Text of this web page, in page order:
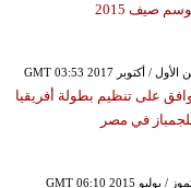
صيف 2015
على تنظيم بطولة أفريقيا
في مصر